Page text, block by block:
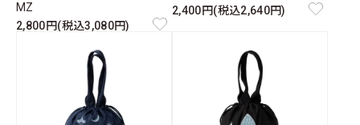
MZ
2,800円(税込3,080円)
2,400円(税込2,640円)